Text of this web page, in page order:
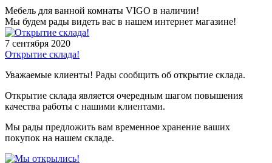
Мебель для ванной комнаты VIGO в наличии!
Мы будем рады видеть вас в нашем интернет магазине!
7 сентября 2020
Открытие склада!
Уважаемые клиенты! Рады сообщить об открытие склада.
Открытие склада является очередным шагом повышения
качества работы с нашими клиентами.
Мы рады предложить вам временное хранение ваших
покупок на нашем складе.